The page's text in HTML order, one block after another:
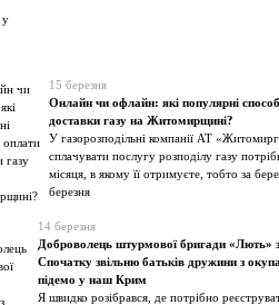
15 березня
Онлайн чи офлайн: які популярні
доставки газу на Житомирщині?
У газорозподільні компанії АТ
сплачувати послугу розподілу газу
місяця, в якому її отримуєте, тобто за
березня
14 березня
Доброволець штурмової бригади «Лють»
Спочатку звільню батьків дружини з
підемо у наш Крим
Я швидко розібрався, де потрібно